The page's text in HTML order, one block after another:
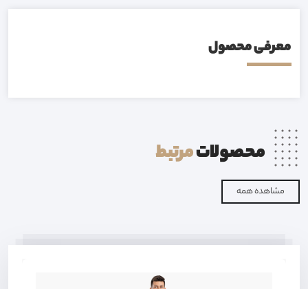
معرفی محصول
محصولاتمرتبط
مشاهده همه